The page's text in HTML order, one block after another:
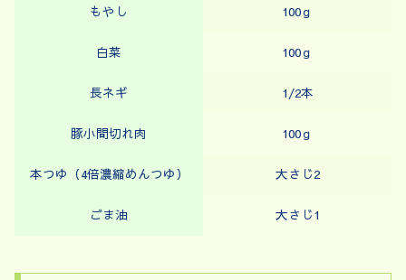
もやし 100ｇ
白菜 100ｇ
長ネギ 1/2本
豚小間切れ肉 100ｇ
本つゆ（4倍濃縮めんつゆ） 大さじ2
ごま油 大さじ1